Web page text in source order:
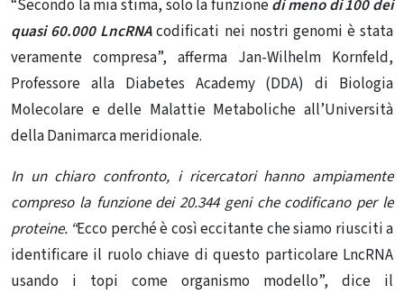
“Secondo la mia stima, solo la funzionedi meno di 100 dei
quasi 60.000 LncRNAcodificati nei nostri genomi è stata
veramente compresa”, afferma Jan-Wilhelm Kornfeld,
Professore alla Diabetes Academy (DDA) di Biologia
Molecolare e delle Malattie Metaboliche all’Università
della Danimarca meridionale.
In un chiaro confronto, i ricercatori hanno ampiamente
compreso la funzione dei 20.344 geni che codificano per le
proteine. “Ecco perché è così eccitante che siamo riusciti a
identificare il ruolo chiave di questo particolare LncRNA
usando i topi come organismo modello”, dice il